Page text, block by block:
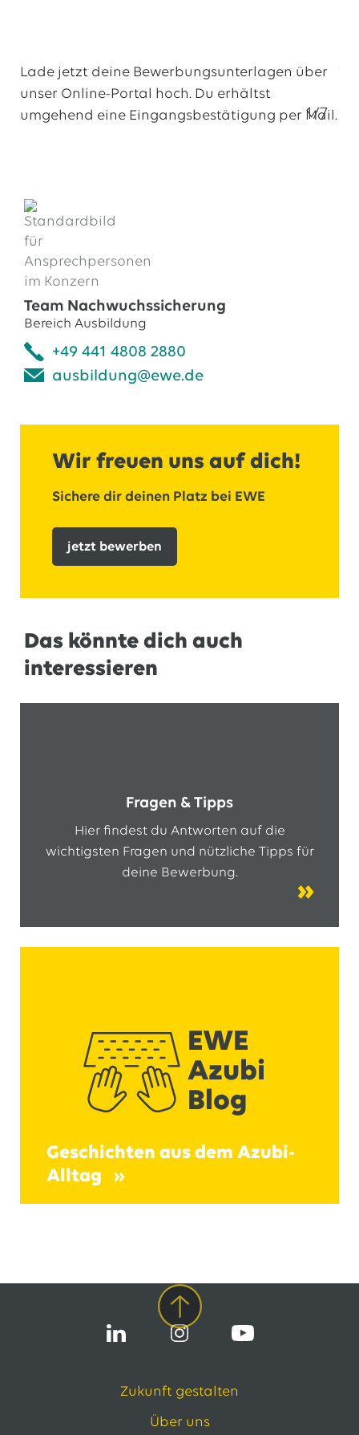
1/7
Lade jetzt deine Bewerbungsunterlagen über
unser Online-Portal hoch. Du erhältst
umgehend eine Eingangsbestätigung per Mail.
Team Nachwuchssicherung
Bereich Ausbildung
+49 441 4808 2880
ausbildung@ewe.de
Wir freuen uns auf dich!
Sichere dir deinen Platz bei EWE
jetzt bewerben
Das könnte dich auch
interessieren
Fragen & Tipps
Hier findest du Antworten auf die
wichtigsten Fragen und nützliche Tipps für
deine Bewerbung.
EWE
Azubi
Blog
Geschichten aus dem Azubi-
Alltag
Zukunft gestalten
Über uns